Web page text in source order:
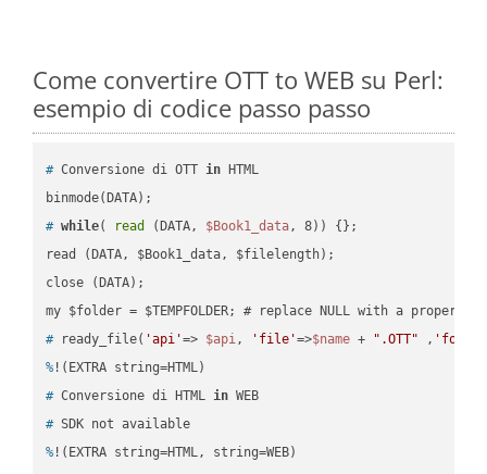
Come convertire OTT to WEB su Perl:
esempio di codice passo passo
# Conversione di OTT in HTML
# while( read (DATA, $Book1_data, 8)) {};
read (DATA, $Book1_data, $filelength);
close (DATA);
# ready_file( 'api'=> $api, 'file'=>$name + ".OTT" ,
% !(EXTRA string=HTML)
# Conversione di HTML in WEB
# SDK not available
% !(EXTRA string=HTML, string=WEB)